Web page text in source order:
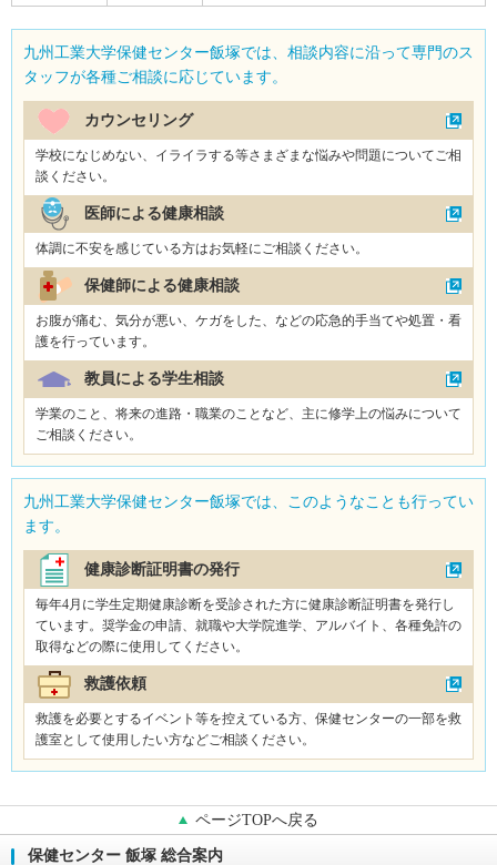
九州工業大学保健センター飯塚では、相談内容に沿って専門のス
タッフが各種ご相談に応じています。
カウンセリング
学校になじめない、イライラする等さまざまな悩みや問題についてご相
談ください。
医師による健康相談
体調に不安を感じている方はお気軽にご相談ください。
保健師による健康相談
お腹が痛む、気分が悪い、ケガをした、などの応急的手当てや処置・看
護を行っています。
教員による学生相談
学業のこと、将来の進路・職業のことなど、主に修学上の悩みについて
ご相談ください。
九州工業大学保健センター飯塚では、このようなことも行ってい
ます。
健康診断証明書の発行
毎年4月に学生定期健康診断を受診された方に健康診断証明書を発行し
ています。奨学金の申請、就職や大学院進学、アルバイト、各種免許の
取得などの際に使用してください。
救護依頼
救護を必要とするイベント等を控えている方、保健センターの一部を救
護室として使用したい方などご相談ください。
ページTOPへ戻る
保健センター 飯塚 総合案内